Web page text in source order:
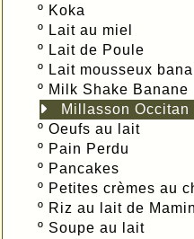
º Koka
º Lait au miel
º Lait de Poule
º Lait mousseux
º Milk Shake Banane
Millasson Occitan
º Oeufs au lait
º Pain Perdu
º Pancakes
º Petites crèmes au
º Riz au lait de
º Soupe au lait